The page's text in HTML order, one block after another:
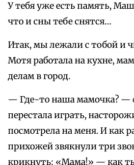
У тебя уже есть память,
что и сны тебе снятся…
Итак, мы лежали с тобой и
Мотя работала на кухне,
делам в город.
— Где-то наша мамочка? —
перестала играть,
посмотрела на меня. И как
прихожей звякнули три
крикнуть: «Мама!» — как